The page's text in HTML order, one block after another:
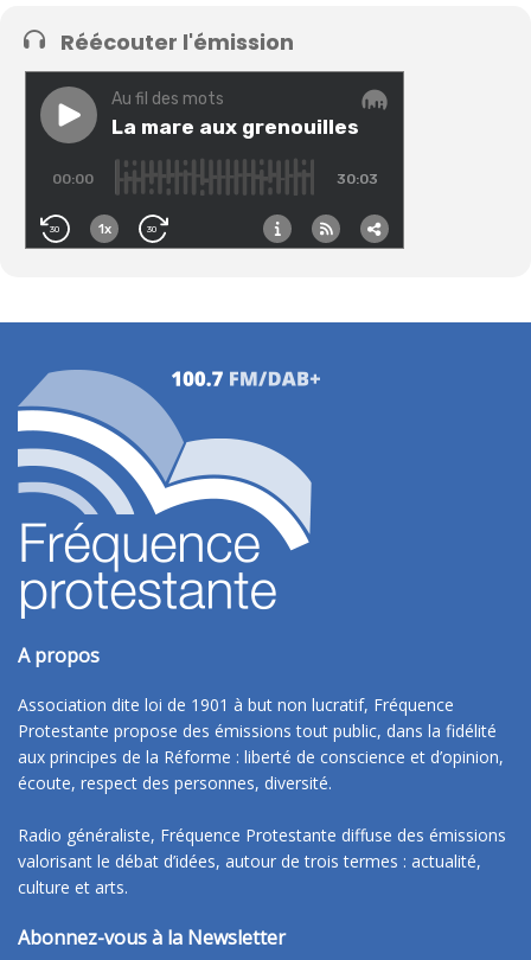
Réécouter l'émission
A propos
Association dite loi de 1901 à but non lucratif, Fréquence
Protestante propose des émissions tout public, dans la fidélité
aux principes de la Réforme : liberté de conscience et d’opinion,
écoute, respect des personnes, diversité.
Radio généraliste, Fréquence Protestante diffuse des émissions
valorisant le débat d’idées, autour de trois termes : actualité,
culture et arts.
Abonnez-vous à la Newsletter